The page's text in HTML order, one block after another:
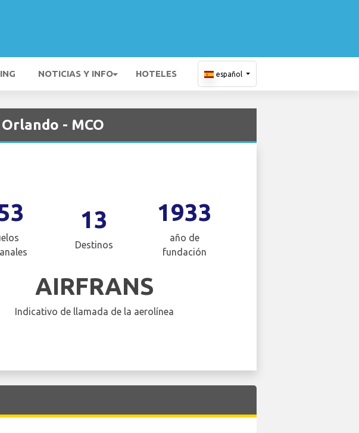
NOTICIAS Y INFO HOTELES español
- MCO
13
Destinos
1933
año de
fundación
AIRFRANS
Indicativo de llamada de la aerolínea